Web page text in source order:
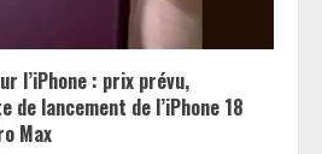
l’iPhone : prix prévu,
lancement de l’iPhone 18
Max